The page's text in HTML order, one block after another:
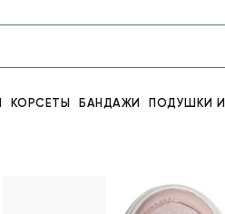
КОРСЕТЫ БАНДАЖИ ПОДУШКИ